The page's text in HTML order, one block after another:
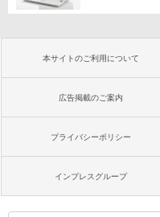
本サイトのご利用について
広告掲載のご案内
プライバシーポリシー
インプレスグループ